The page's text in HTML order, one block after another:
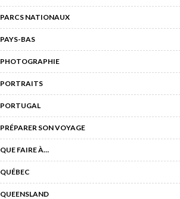
PARCS NATIONAUX
PAYS-BAS
PHOTOGRAPHIE
PORTRAITS
PORTUGAL
PRÉPARER SON VOYAGE
QUE FAIRE À…
QUÉBEC
QUEENSLAND